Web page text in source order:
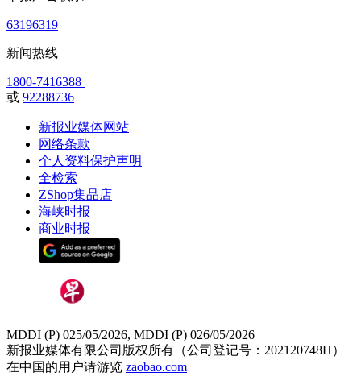
63196319
新闻热线
1800-7416388
或 92288736
新报业媒体网站
网络条款
个人资料保护声明
全检索
ZShop集品店
海峡时报
商业时报
MDDI (P) 025/05/2026, MDDI (P) 026/05/2026
新报业媒体有限公司版权所有（公司登记号：202120748H）
在中国的用户请游览 zaobao.com